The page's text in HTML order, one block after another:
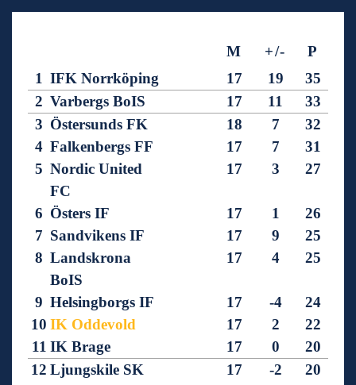
M +/-
P
1 IFK Norrköping 17 19
35
2 Varbergs BoIS 17 11
33
3 Östersunds FK 18 7
32
4 Falkenbergs FF 17 7
31
5 Nordic United
FC
17 3 27
6 Östers IF 17 1
26
7 Sandvikens IF 17 9
25
8 Landskrona
BoIS
17 4 25
9 Helsingborgs IF 17 -4
24
10 IK Oddevold 17 2
22
11 IK Brage 17 0
20
12 Ljungskile SK 17 -2
20